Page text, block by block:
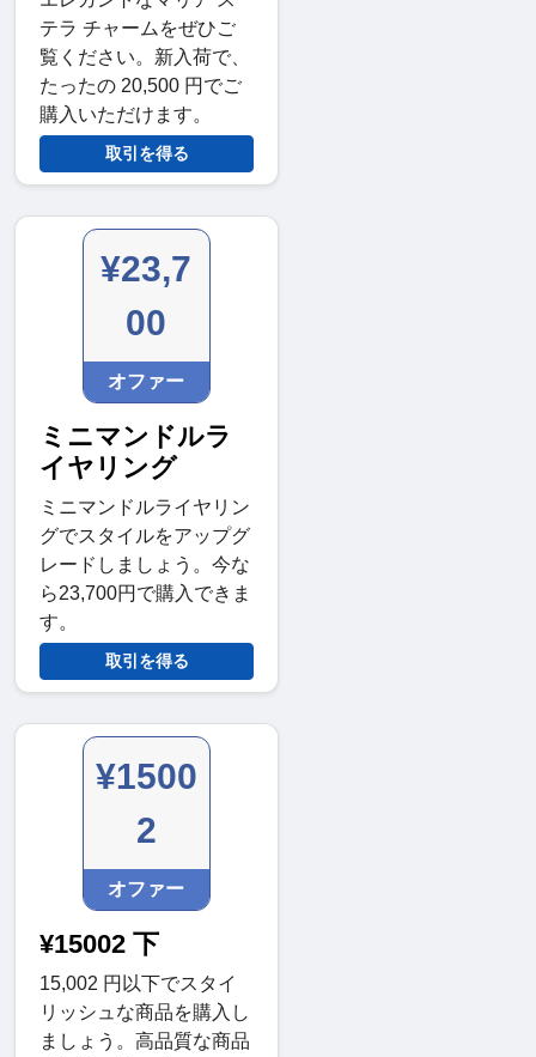
テラ チャームをぜひご
覧ください。新入荷で、
たったの 20,500 円でご
購入いただけます。
取引を得る
¥23,7
00
オファー
ミニマンドルラ
イヤリング
ミニマンドルライヤリン
グでスタイルをアップグ
レードしましょう。今な
ら23,700円で購入できま
す。
取引を得る
¥1500
2
オファー
¥15002 下
15,002 円以下でスタイ
リッシュな商品を購入し
ましょう。高品質な商品